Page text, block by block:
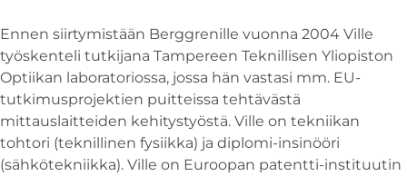
Ennen siirtymistään Berggrenille vuonna 2004 Ville
työskenteli tutkijana Tampereen Teknillisen Yliopiston
Optiikan laboratoriossa, jossa hän vastasi mm. EU-
tutkimusprojektien puitteissa tehtävästä
mittauslaitteiden kehitystyöstä. Ville on tekniikan
tohtori (teknillinen fysiikka) ja diplomi-insinööri
(sähkötekniikka). Ville on Euroopan patentti-instituutin